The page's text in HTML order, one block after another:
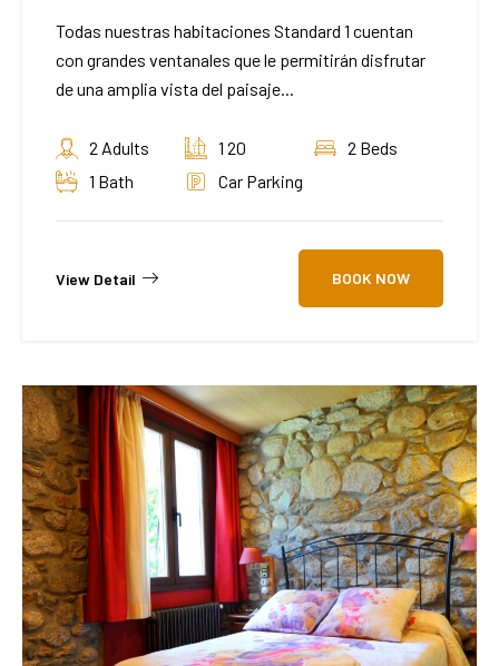
Todas nuestras habitaciones Standard 1 cuentan
con grandes ventanales que le permitirán disfrutar
de una amplia vista del paisaje...
2 Adults 1 20
2 Beds
1 Bath
Car Parking
View Detail BOOK NOW